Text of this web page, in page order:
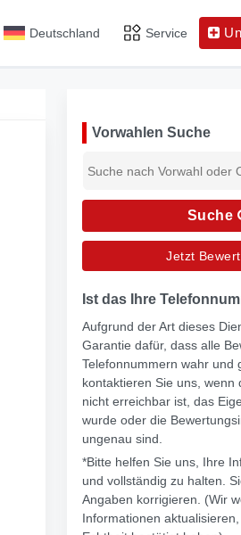
Deutschland Service
Vorwahlen Suche
Suche
Jetzt
Ist das Ihre
Aufgrund der Art dieses
Garantie dafür, dass alle
Telefonnummern wahr und
kontaktieren Sie uns, wenn
nicht erreichbar ist, das
wurde oder die
ungenau sind.
*Bitte helfen Sie uns, Ihre
und vollständig zu halten.
Angaben korrigieren. (Wir
Informationen